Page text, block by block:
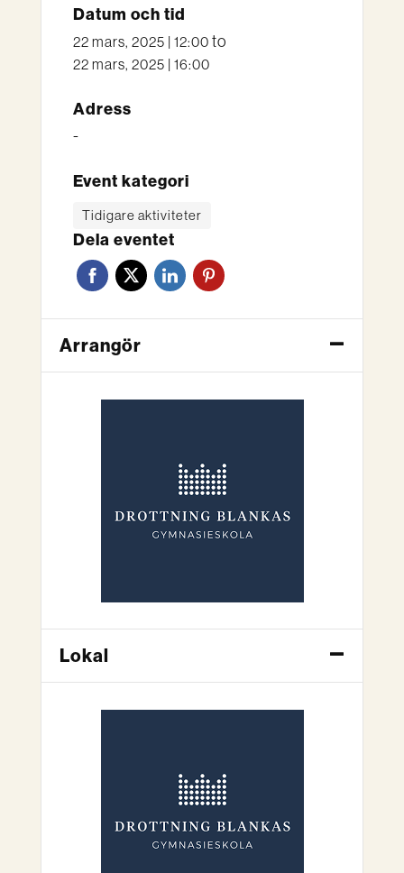
Datum och tid
22 mars, 2025 | 12:00 to
22 mars, 2025 | 16:00
Adress
-
Event kategori
Tidigare aktiviteter
Dela eventet
Arrangör
Lokal